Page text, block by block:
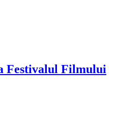
Festivalul Filmului